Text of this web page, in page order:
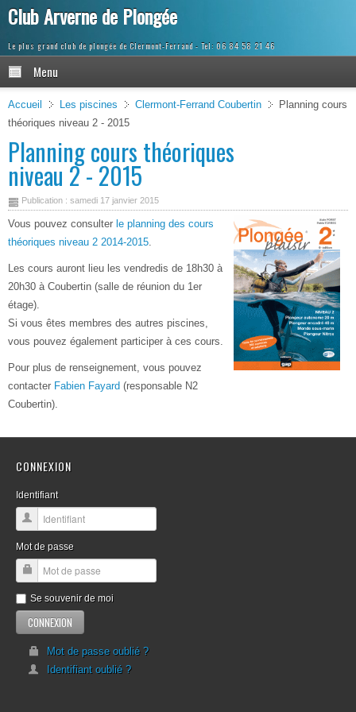
Club Arverne de Plongée
Le plus grand club de plongée de Clermont-Ferrand
Menu
Accueil Les piscines Clermont-Ferrand Coubertin
Planning cours
théoriques niveau 2 - 2015
Planning cours théoriques
niveau 2 - 2015
Publication : samedi 17 janvier 2015
Vous pouvez consulter le planning des cours
théoriques niveau 2 2014-2015.
Les cours auront lieu les vendredis de 18h30 à
20h30 à Coubertin (salle de réunion du 1er
étage).
Si vous êtes membres des autres piscines,
vous pouvez également participer à ces cours.
Pour plus de renseignement, vous pouvez
contacter Fabien Fayard (responsable N2
Coubertin).
CONNEXION
Identifiant
Mot de passe
Se souvenir de moi
Mot de passe oublié ?
Identifiant oublié ?